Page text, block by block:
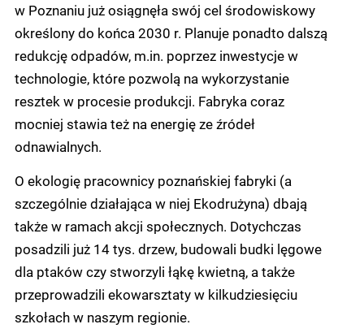
w Poznaniu już osiągnęła swój cel środowiskowy
określony do końca 2030 r. Planuje ponadto dalszą
redukcję odpadów, m.in. poprzez inwestycje w
technologie, które pozwolą na wykorzystanie
resztek w procesie produkcji. Fabryka coraz
mocniej stawia też na energię ze źródeł
odnawialnych.
O ekologię pracownicy poznańskiej fabryki (a
szczególnie działająca w niej Ekodrużyna) dbają
także w ramach akcji społecznych. Dotychczas
posadzili już 14 tys. drzew, budowali budki lęgowe
dla ptaków czy stworzyli łąkę kwietną, a także
przeprowadzili ekowarsztaty w kilkudziesięciu
szkołach w naszym regionie.